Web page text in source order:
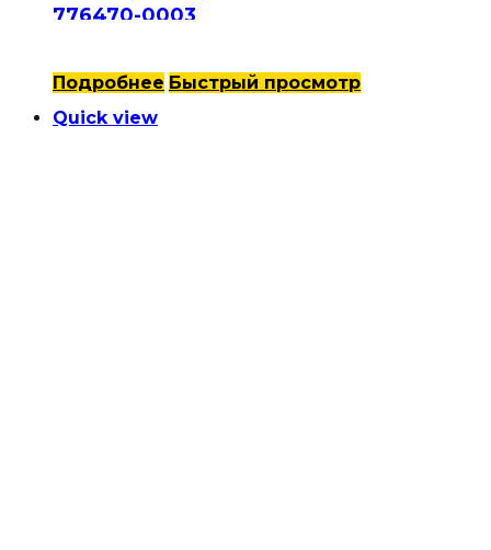
776470-0003
Подробнее Быстрый просмотр
Quick view